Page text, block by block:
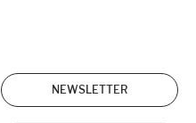
NEWSLETTER